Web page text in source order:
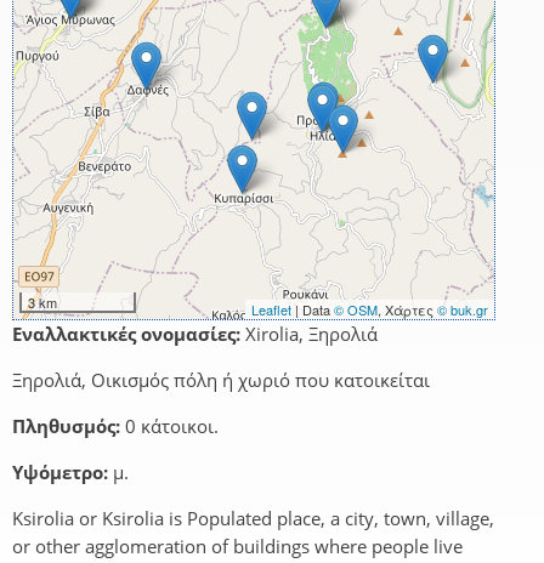
3 km Leaflet | Data© OSM, Χάρτες © buk.gr
Εναλλακτικές ονομασίες: Xirolia, Ξηρολιά
Ξηρολιά, Οικισμός πόλη ή χωριό που κατοικείται
Πληθυσμός: 0 κάτοικοι.
Υψόμετρο: μ.
Ksirolia or Ksirolia is Populated place, a city, town, village,
or other agglomeration of buildings where people live